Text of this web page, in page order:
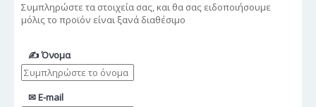
Συμπληρώστε τα στοιχεία σας, και θα σας ειδοποιήσουμε
μόλις το προϊόν είναι ξανά διαθέσιμο
✍ Όνομα
✉ E-mail